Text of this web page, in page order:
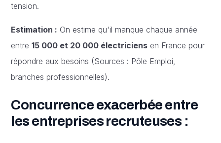
tension.
Estimation : On estime qu'il manque chaque année
entre15 000 et 20 000 électriciens en France pour
répondre aux besoins (Sources : Pôle Emploi,
branches professionnelles).
Concurrence exacerbée entre
les entreprises recruteuses :